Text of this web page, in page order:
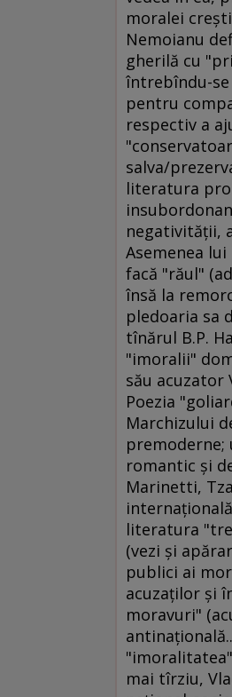
moralei
Nemoianu
gherilă cu
întrebîndu-
pentru
respectiv a
salva/
literatura
negativităţii,
Asemenea
facă "răul"
însă la
pledoaria sa
tînărul B.P.
"imoralii"
său acuzator
Poezia
Marchizului
romantic şi
Marinetti,
literatura
(vezi şi
publici ai
acuzaţilor şi
moravuri"
mai tîrziu,